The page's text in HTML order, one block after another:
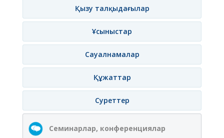
Қызу талқыдағылар
Ұсыныстар
Сауалнамалар
Құжаттар
Суреттер
Семинарлар, конференциялар